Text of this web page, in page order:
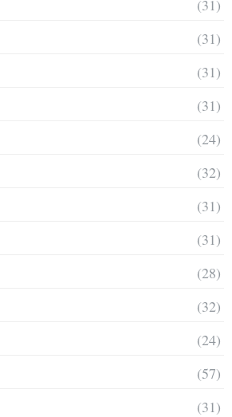
(31)
(31)
(31)
(31)
(24)
(32)
(31)
(31)
(28)
(32)
(24)
(57)
(31)